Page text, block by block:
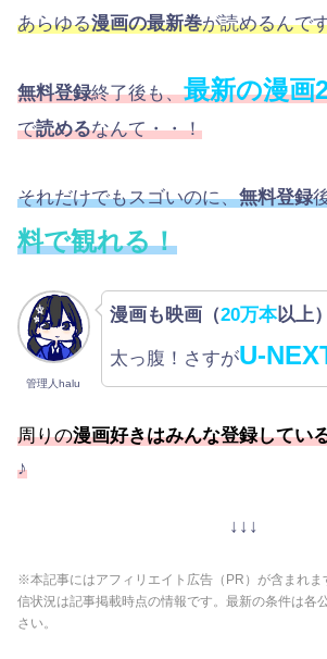
あらゆる漫画の最新巻が読めるんで
無料登録終了後も、最新の漫画
で読めるなんて・・！
それだけでもスゴいのに、無料登録
料で観れる！
管理人halu
漫画も映画（20万本以上
太っ腹！さすがU-
周りの漫画好きはみんな登録してい
♪
↓↓↓
※本記事にはアフィリエイト広告（PR）が含まれま
信状況は記事掲載時点の情報です。最新の条件は各
さい。